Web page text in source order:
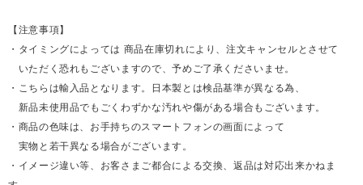
【注意事項】
・タイミングによっては 商品在庫切れにより、注文キャンセルとさせて
いただく恐れもございますので、予めご了承くださいませ。
・こちらは輸入品となります。日本製とは検品基準が異なる為、
新品未使用品でもごくわずかな汚れや傷がある場合もございます。
・商品の色味は、お手持ちのスマートフォンの画面によって
実物と若干異なる場合がございます。
・イメージ違い等、お客さまご都合による交換、返品は対応出来かねま